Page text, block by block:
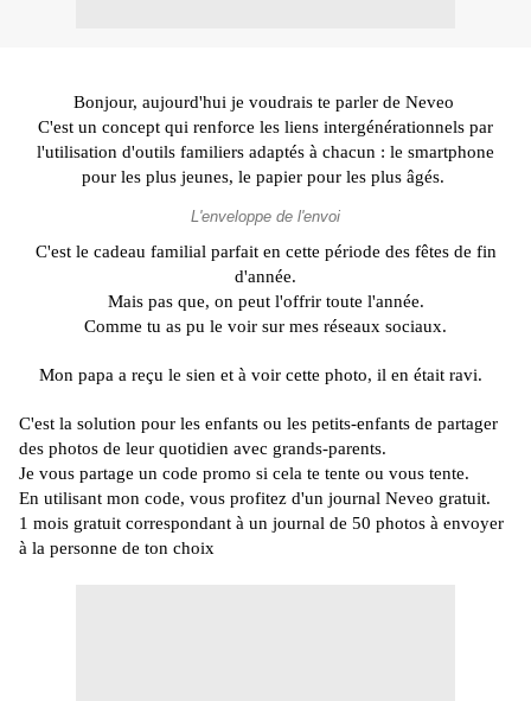
Bonjour, aujourd'hui je voudrais te parler de Neveo
C'est un concept qui renforce les liens intergénérationnels par
l'utilisation d'outils familiers adaptés à chacun : le smartphone
pour les plus jeunes, le papier pour les plus âgés.
L'enveloppe de l'envoi
C'est le cadeau familial parfait en cette période des fêtes de fin
d'année.
Mais pas que, on peut l'offrir toute l'année.
Comme tu as pu le voir sur mes réseaux sociaux.
Mon papa a reçu le sien et à voir cette photo, il en était ravi.
C'est la solution pour les enfants ou les petits-enfants de partager
des photos de leur quotidien avec grands-parents.
Je vous partage un code promo si cela te tente ou vous tente.
En utilisant mon code, vous profitez d'un journal Neveo gratuit.
1 mois gratuit correspondant à un journal de 50 photos à envoyer
à la personne de ton choix